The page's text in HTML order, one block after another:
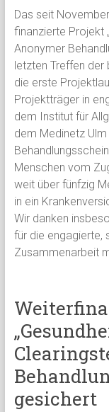
Das seit
finanzierte Projekt
Anonymer
letzten Treffen
die erste
Projektträger in
dem Institut für
dem Medinetz
Menschen vom
weit über fünfzig
in ein
Wir danken
für die engagierte,
Zusammenarbeit
gesichert